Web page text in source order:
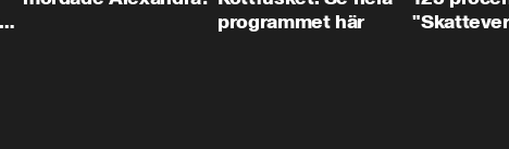
programmet här